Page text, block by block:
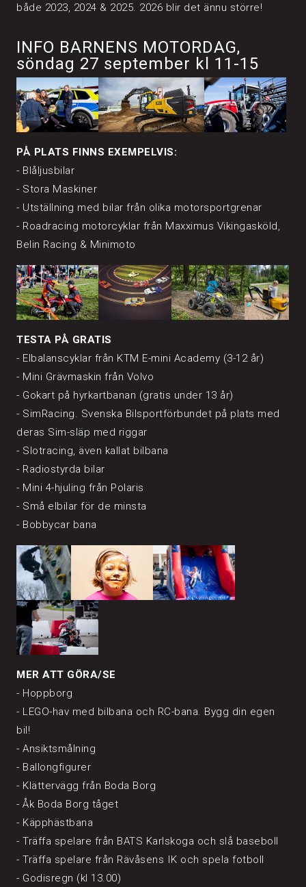
både 2023, 2024 & 2025. 2026 blir det ännu större!
INFO BARNENS MOTORDAG,
söndag 27 september kl 11-15
PÅ PLATS FINNS EXEMPELVIS:
- Blåljusbilar
- Stora Maskiner
- Utställning med bilar från olika motorsportgrenar
- Roadracing motorcyklar från Maxximus Vikingasköld,
Belin Racing & Minimoto
TESTA PÅ GRATIS
- Elbalanscyklar från KTM E-mini Academy (3-12 år)
- Mini Grävmaskin från Volvo
- Gokart på hyrkartbanan (gratis under 13 år)
- SimRacing. Svenska Bilsportförbundet på plats med
deras Sim-släp med riggar
- Slotracing, även kallat bilbana
- Radiostyrda bilar
- Mini 4-hjuling från Polaris
- Små elbilar för de minsta
- Bobbycar bana
MER ATT GÖRA/SE
- Hoppborg
- LEGO-hav med bilbana och RC-bana. Bygg din egen
bil!
- Ansiktsmålning
- Ballongfigurer
- Klättervägg från Boda Borg
- Åk Boda Borg tåget
- Käpphästbana
- Träffa spelare från BATS Karlskoga och slå baseboll
- Träffa spelare från Rävåsens IK och spela fotboll
- Godisregn (kl 13.00)